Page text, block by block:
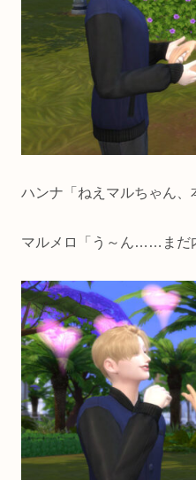
ハンナ「ねえマルちゃん、
マルメロ「う～ん……まだ